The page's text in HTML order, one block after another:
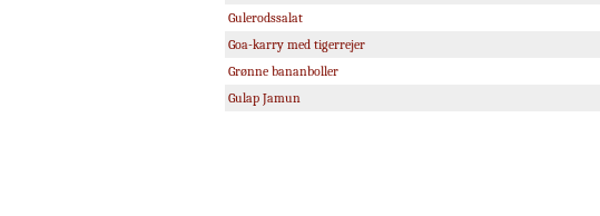
Gulerodssalat
Goa-karry med tigerrejer
Grønne bananboller
Gulap Jamun